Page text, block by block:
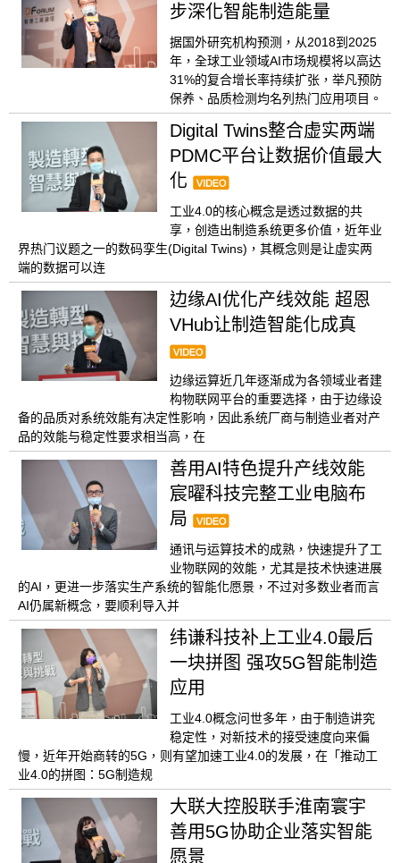
步深化智能制造能量
据国外研究机构预测，从2018到2025
年，全球工业领域AI市场规模将以高达
31%的复合增长率持续扩张，举凡预防
保养、品质检测均名列热门应用项目。
Digital Twins整合虚实两端
PDMC平台让数据价值最大
化
工业4.0的核心概念是透过数据的共
享，创造出制造系统更多价值，近年业
界热门议题之一的数码孪生(Digital Twins)，其概念则是让虚实两
端的数据可以连
边缘AI优化产线效能 超恩
VHub让制造智能化成真
边缘运算近几年逐渐成为各领域业者建
构物联网平台的重要选择，由于边缘设
备的品质对系统效能有决定性影响，因此系统厂商与制造业者对产
品的效能与稳定性要求相当高，在
善用AI特色提升产线效能
宸曜科技完整工业电脑布
局
通讯与运算技术的成熟，快速提升了工
业物联网的效能，尤其是技术快速进展
的AI，更进一步落实生产系统的智能化愿景，不过对多数业者而言
AI仍属新概念，要顺利导入并
纬谦科技补上工业4.0最后
一块拼图 强攻5G智能制造
应用
工业4.0概念问世多年，由于制造讲究
稳定性，对新技术的接受速度向来偏
慢，近年开始商转的5G，则有望加速工业4.0的发展，在「推动工
业4.0的拼图：5G制造规
大联大控股联手淮南寰宇
善用5G协助企业落实智能
愿景